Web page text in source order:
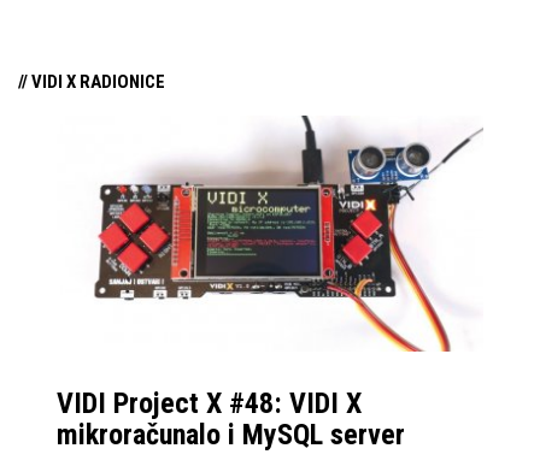
// VIDI X RADIONICE
VIDI Project X #48: VIDI X
mikroračunalo i MySQL server